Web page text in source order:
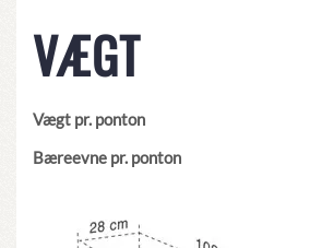
VÆGT
Vægt pr. ponton
Bæreevne pr. ponton